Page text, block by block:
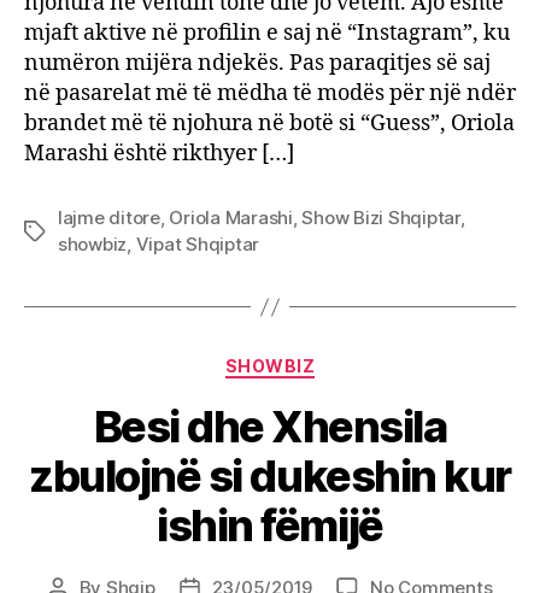
mjaft aktive në profilin e saj në “Instagram”, ku
numëron mijëra ndjekës. Pas paraqitjes së saj
në pasarelat më të mëdha të modës për një ndër
brandet më të njohura në botë si “Guess”, Oriola
Marashi është rikthyer […]
Tags
lajme ditore, Oriola Marashi,Show Bizi Shqiptar,
showbiz, Vipat Shqiptar
Categories
SHOWBIZ
Besi dhe Xhensila
zbulojnë si dukeshin kur
ishin fëmijë
Post
By Shqip
Post23/05/2019 No Commentson